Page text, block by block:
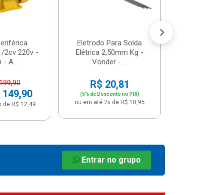
2cv 220v -
- A...
149,90
de R$ 12,49
Eletrodo Para Solda
Elétrica 2,50mm Kg -
Vonder - ...
R$ 20,81
(5% de Desconto no PIX)
ou em até 2x de R$ 10,95
Entrar no grupo